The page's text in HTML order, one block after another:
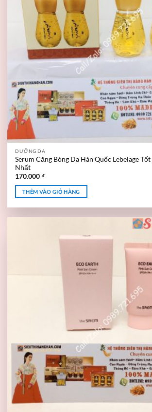
DƯỠNG DA
Serum Căng Bóng Da Hàn Quốc Lebelage
Nhất
170.000₫
THÊM VÀO GIỎ HÀNG